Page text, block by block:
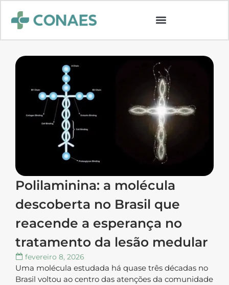
Polilaminina: a molécula
descoberta no Brasil que
reacende a esperança no
tratamento da lesão medular
fevereiro 8, 2026
Uma molécula estudada há quase três décadas no
Brasil voltou ao centro das atenções da comunidade